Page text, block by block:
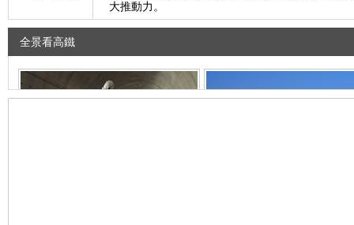
大推動力。
全景看高鐵